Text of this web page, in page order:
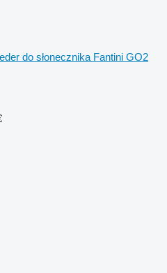
do słonecznika Fantini GO2